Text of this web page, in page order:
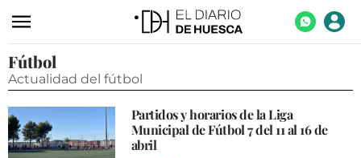
ACTUALIDAD
ECONOMÍA
TECNOLOGÍA
TURISMO
Fútbol
Actualidad del fútbol
Partidos y horarios de la Liga
Municipal de Fútbol 7 del 11 al 16 de
abril